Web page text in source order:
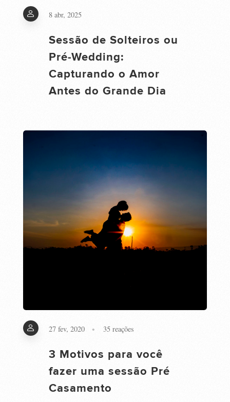
8 abr, 2025
Sessão de Solteiros ou
Pré-Wedding:
Capturando o Amor
Antes do Grande Dia
27 fev, 2020 35 reações
3 Motivos para você
fazer uma sessão Pré
Casamento